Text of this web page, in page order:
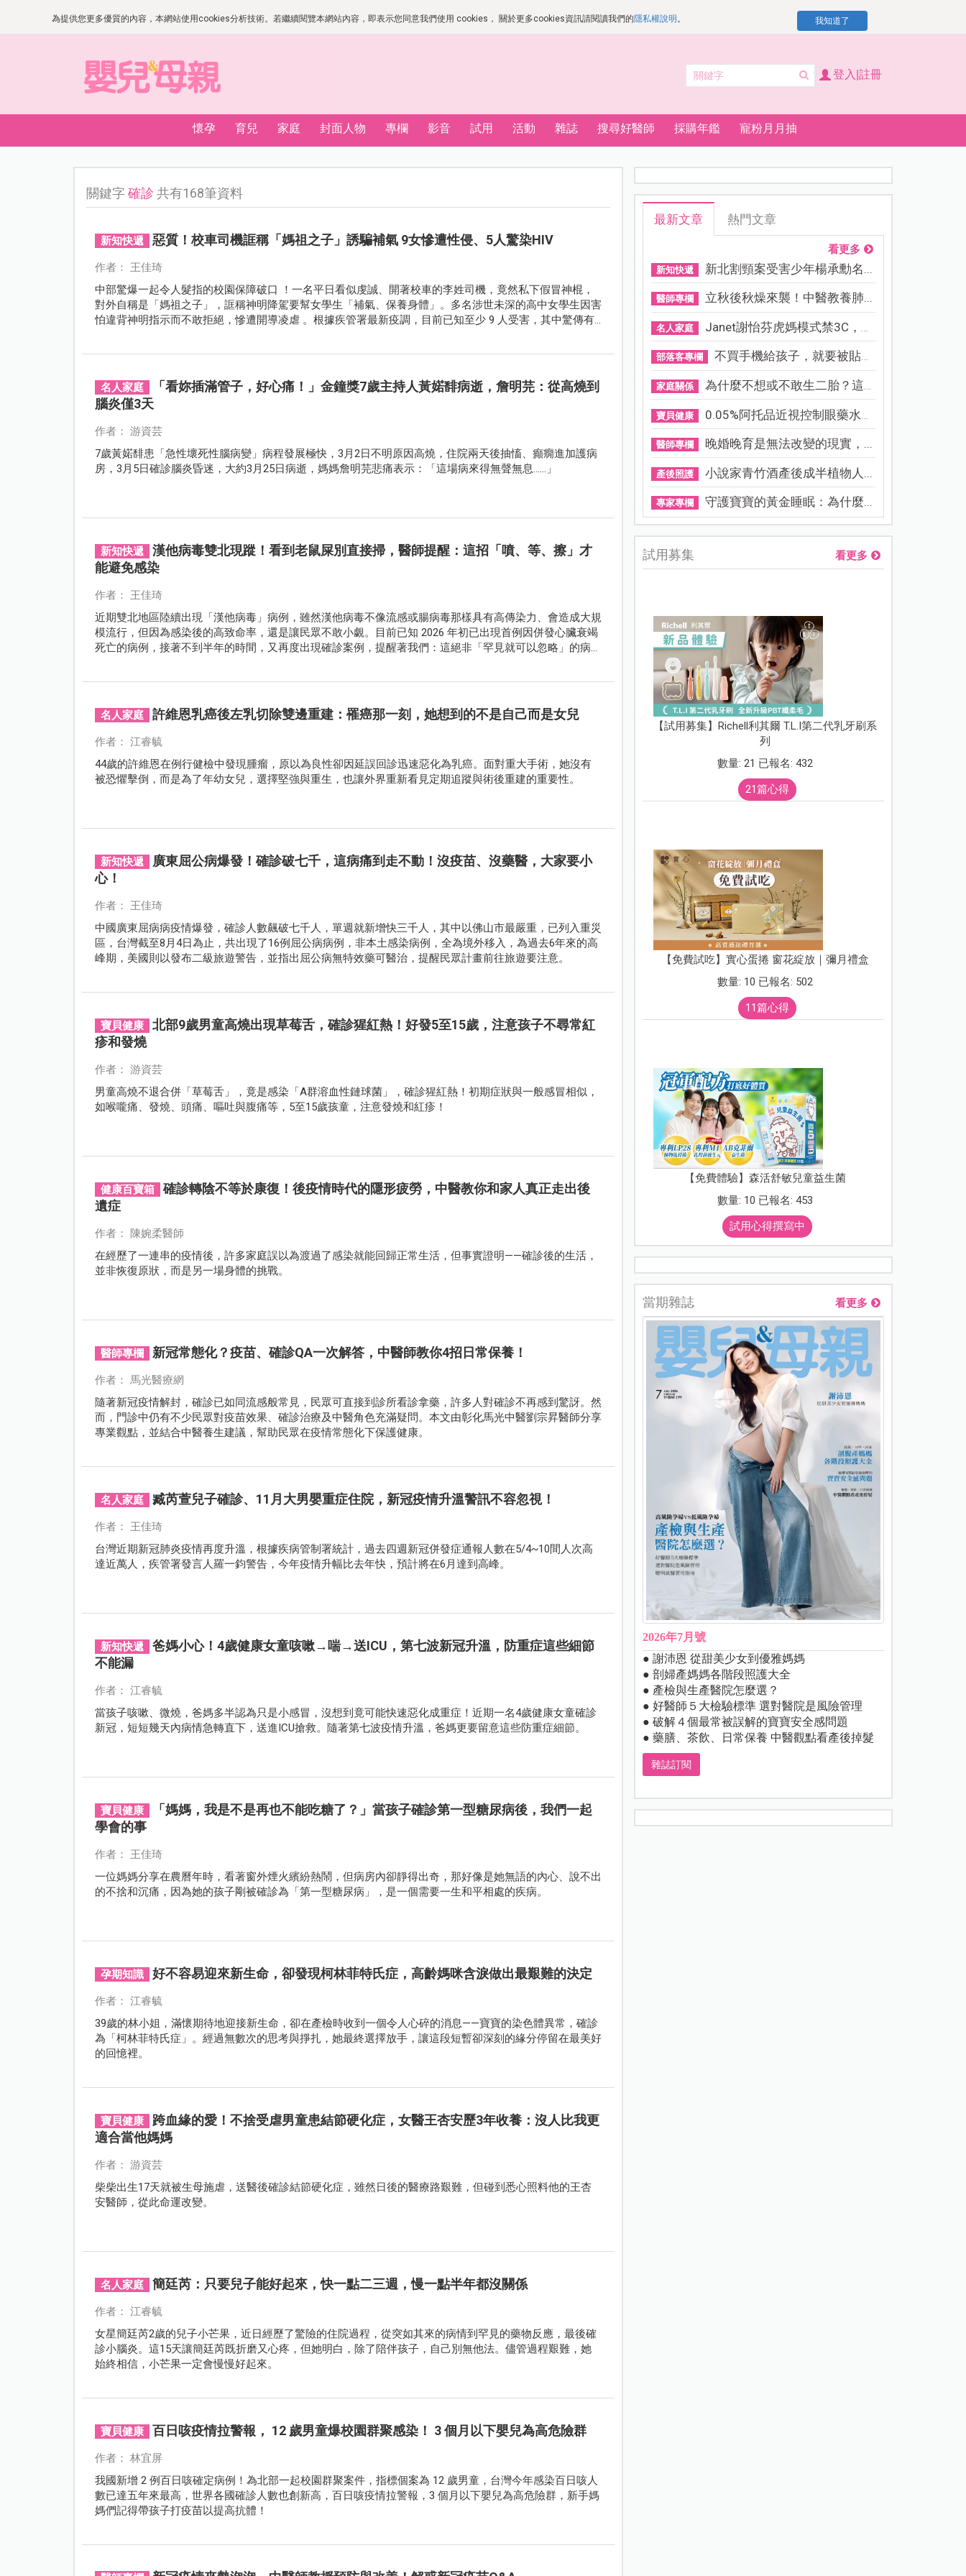
為提供您更多優質的內容，本網站使用cookies分析技術。若繼續閱覽本網站內容，即表示您同意我們使用 cookies， 關於更多cookies資訊請閱讀我們的隱私權說明 。 我知道了
登入|註冊
懷孕 育兒 家庭 封面人物 專欄 影音 試用 活動 雜誌 搜尋好醫師 採購年鑑 寵粉月月抽
關鍵字確診 共有168筆資料
新知快遞 惡質！校車司機誆稱「媽祖之子」誘騙補氣 9女慘遭性侵、5人驚染HIV
作者： 王佳琦
中部驚爆一起令人髮指的校園保障破口 ！一名平日看似虔誠、開著校車的李姓司機，竟然私下假冒神棍，
對外自稱是「媽祖之子」，誆稱神明降駕要幫女學生「補氣、保養身體」。多名涉世未深的高中女學生因害
怕違背神明指示而不敢拒絕，慘遭開導凌虐 。根據疾管署最新疫調，目前已知至少 9 人受害，其中驚傳有
名人家庭
「看妳插滿管子，好心痛！」金鐘獎7歲主持人黃婼馡病逝，詹明芫：從高燒到
腦炎僅3天
作者： 游資芸
7歲黃婼馡患「急性壞死性腦病變」病程發展極快，3月2日不明原因高燒，住院兩天後抽慉、癲癇進加護病
房，3月5日確診腦炎昏迷，大約3月25日病逝，媽媽詹明芫悲痛表示：「這場病來得無聲無息……」
新知快遞
漢他病毒雙北現蹤！看到老鼠屎別直接掃，醫師提醒：這招「噴、等、擦」才
能避免感染
作者： 王佳琦
近期雙北地區陸續出現「漢他病毒」病例，雖然漢他病毒不像流感或腸病毒那樣具有高傳染力、會造成大規
模流行，但因為感染後的高致命率，還是讓民眾不敢小覷。目前已知 2026 年初已出現首例因併發心臟衰竭
死亡的病例，接著不到半年的時間，又再度出現確診案例，提醒著我們：這絕非「罕見就可以忽略」的病
名人家庭 許維恩乳癌後左乳切除雙邊重建：罹癌那一刻，她想到的不是自己而是女兒
作者： 江睿毓
44歲的許維恩在例行健檢中發現腫瘤，原以為良性卻因延誤回診迅速惡化為乳癌。面對重大手術，她沒有
被恐懼擊倒，而是為了年幼女兒，選擇堅強與重生，也讓外界重新看見定期追蹤與術後重建的重要性。
新知快遞
廣東屈公病爆發！確診破七千，這病痛到走不動！沒疫苗、沒藥醫，大家要小
心！
作者： 王佳琦
中國廣東屈病病疫情爆發，確診人數飆破七千人，單週就新增快三千人，其中以佛山市最嚴重，已列入重災
區，台灣截至8月4日為止，共出現了16例屈公病病例，非本土感染病例，全為境外移入，為過去6年來的高
峰期，美國則以發布二級旅遊警告，並指出屈公病無特效藥可醫治，提醒民眾計畫前往旅遊要注意。
寶貝健康
北部9歲男童高燒出現草莓舌，確診猩紅熱！好發5至15歲，注意孩子不尋常紅
疹和發燒
作者： 游資芸
男童高燒不退合併「草莓舌」，竟是感染「A群溶血性鏈球菌」，確診猩紅熱！初期症狀與一般感冒相似，
如喉嚨痛、發燒、頭痛、嘔吐與腹痛等，5至15歲孩童，注意發燒和紅疹！
健康百寶箱
確診轉陰不等於康復！後疫情時代的隱形疲勞，中醫教你和家人真正走出後
遺症
作者： 陳婉柔醫師
在經歷了一連串的疫情後，許多家庭誤以為渡過了感染就能回歸正常生活，但事實證明——確診後的生活，
並非恢復原狀，而是另一場身體的挑戰。
醫師專欄 新冠常態化？疫苗、確診QA一次解答，中醫師教你4招日常保養！
作者： 馬光醫療網
隨著新冠疫情解封，確診已如同流感般常見，民眾可直接到診所看診拿藥，許多人對確診不再感到驚訝。然
而，門診中仍有不少民眾對疫苗效果、確診治療及中醫角色充滿疑問。本文由彰化馬光中醫劉宗昇醫師分享
專業觀點，並結合中醫養生建議，幫助民眾在疫情常態化下保護健康。
名人家庭 臧芮萱兒子確診、11月大男嬰重症住院，新冠疫情升溫警訊不容忽視！
作者： 王佳琦
台灣近期新冠肺炎疫情再度升溫，根據疾病管制署統計，過去四週新冠併發症通報人數在5/4~10間人次高
達近萬人，疾管署發言人羅一鈞警告，今年疫情升幅比去年快，預計將在6月達到高峰。
新知快遞
爸媽小心！4歲健康女童咳嗽→喘→送ICU，第七波新冠升溫，防重症這些細節
不能漏
作者： 江睿毓
當孩子咳嗽、微燒，爸媽多半認為只是小感冒，沒想到竟可能快速惡化成重症！近期一名4歲健康女童確診
新冠，短短幾天內病情急轉直下，送進ICU搶救。隨著第七波疫情升溫，爸媽更要留意這些防重症細節。
寶貝健康
「媽媽，我是不是再也不能吃糖了？」當孩子確診第一型糖尿病後，我們一起
學會的事
作者： 王佳琦
一位媽媽分享在農曆年時，看著窗外煙火繽紛熱鬧，但病房內卻靜得出奇，那好像是她無語的內心、說不出
的不捨和沉痛，因為她的孩子剛被確診為「第一型糖尿病」，是一個需要一生和平相處的疾病。
孕期知識 好不容易迎來新生命，卻發現柯林菲特氏症，高齡媽咪含淚做出最艱難的決定
作者： 江睿毓
39歲的林小姐，滿懷期待地迎接新生命，卻在產檢時收到一個令人心碎的消息——寶寶的染色體異常，確診
為「柯林菲特氏症」。經過無數次的思考與掙扎，她最終選擇放手，讓這段短暫卻深刻的緣分停留在最美好
的回憶裡。
寶貝健康
跨血緣的愛！不捨受虐男童患結節硬化症，女醫王杏安歷3年收養：沒人比我更
適合當他媽媽
作者： 游資芸
柴柴出生17天就被生母施虐，送醫後確診結節硬化症，雖然日後的醫療路艱難，但碰到悉心照料他的王杏
安醫師，從此命運改變。
名人家庭 簡廷芮：只要兒子能好起來，快一點二三週，慢一點半年都沒關係
作者： 江睿毓
女星簡廷芮2歲的兒子小芒果，近日經歷了驚險的住院過程，從突如其來的病情到罕見的藥物反應，最後確
診小腦炎。這15天讓簡廷芮既折磨又心疼，但她明白，除了陪伴孩子，自己別無他法。儘管過程艱難，她
始終相信，小芒果一定會慢慢好起來。
寶貝健康 百日咳疫情拉警報， 12 歲男童爆校園群聚感染！ 3 個月以下嬰兒為高危險群
作者： 林宜屏
我國新增 2 例百日咳確定病例！為北部一起校園群聚案件，指標個案為 12 歲男童，台灣今年感染百日咳人
數已達五年來最高，世界各國確診人數也創新高，百日咳疫情拉警報，3 個月以下嬰兒為高危險群，新手媽
媽們記得帶孩子打疫苗以提高抗體！
最新文章 熱門文章
看更多
新知快遞 新北割頸案受害少年楊承勳名...
醫師專欄 立秋後秋燥來襲！中醫教養肺...
名人家庭 Janet謝怡芬虎媽模式禁3C，看...
部落客專欄 不買手機給孩子，就要被貼「...
家庭關係 為什麼不想或不敢生二胎？這8...
寶貝健康 0.05%阿托品近視控制眼藥水納...
醫師專欄 晚婚晚育是無法改變的現實，...
產後照護 小說家青竹酒產後成半植物人...
專家專欄 守護寶寶的黃金睡眠：為什麼...
試用募集 看更多
【試用募集】Richell利其爾 T.L.I第二代乳牙刷系
列
數量: 21 已報名: 432
21篇心得
【免費試吃】實心蛋捲 窗花綻放｜彌月禮盒
數量: 10 已報名: 502
11篇心得
【免費體驗】森活舒敏兒童益生菌
數量: 10 已報名: 453
試用心得撰寫中
當期雜誌 看更多
2026年7月號
● 謝沛恩 從甜美少女到優雅媽媽
● 剖婦產媽媽各階段照護大全
● 產檢與生產醫院怎麼選？
● 好醫師５大檢驗標準 選對醫院是風險管理
● 破解４個最常被誤解的寶寶安全感問題
● 藥膳、茶飲、日常保養 中醫觀點看產後掉髮
雜誌訂閱